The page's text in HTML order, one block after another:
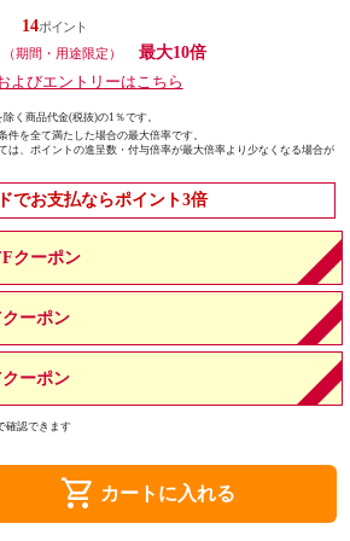
14
（期間・用途限定）
最大10倍
よびエントリーはこちら
く商品代金(税抜)の1％です。
件を全て満たした場合の最大倍率です。
は、ポイントの進呈数・付与倍率が最大倍率より少なくなる場合が
でお支払ならポイント3倍
クーポン
ーポン
ーポン
確認できます
shopping_cart カートに入れる